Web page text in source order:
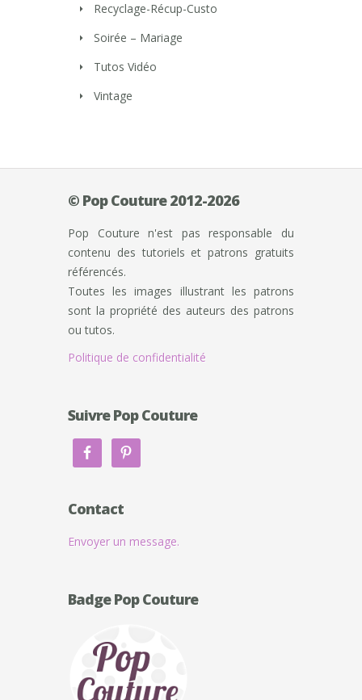
Recyclage-Récup-Custo
Soirée – Mariage
Tutos Vidéo
Vintage
© Pop Couture 2012-2026
Pop Couture n'est pas responsable du
contenu des tutoriels et patrons gratuits
référencés.
Toutes les images illustrant les patrons
sont la propriété des auteurs des patrons
ou tutos.
Politique de confidentialité
Suivre Pop Couture
Contact
Envoyer un message.
Badge Pop Couture